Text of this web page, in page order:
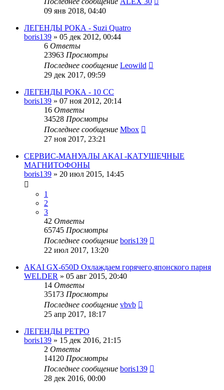
09 янв 2018, 04:40
ЛЕГЕНДЫ РОКА - Suzi Quatro
boris139 » 05 дек 2012, 00:44
6 Ответы
23963 Просмотры
Последнее сообщение Leowild
29 дек 2017, 09:59
ЛЕГЕНДЫ РОКА - 10 СС
boris139 » 07 ноя 2012, 20:14
16 Ответы
34528 Просмотры
Последнее сообщение Mbox
27 ноя 2017, 23:21
СЕРВИС-МАНУАЛЫ AKAI -КАТУШЕЧНЫЕ
МАГНИТОФОНЫ
boris139 » 20 июл 2015, 14:45
1
2
3
42 Ответы
65745 Просмотры
Последнее сообщение boris139
22 июл 2017, 13:20
AKAI GX-650D Охлаждаем горячего,японского парня
WELDER » 05 авг 2015, 20:40
14 Ответы
35173 Просмотры
Последнее сообщение vbvb
25 апр 2017, 18:17
ЛЕГЕНДЫ РЕТРО
boris139 » 15 дек 2016, 21:15
2 Ответы
14120 Просмотры
Последнее сообщение boris139
28 дек 2016, 00:00